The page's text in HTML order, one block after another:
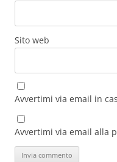
Sito web
Avvertimi via email in
Avvertimi via email alla